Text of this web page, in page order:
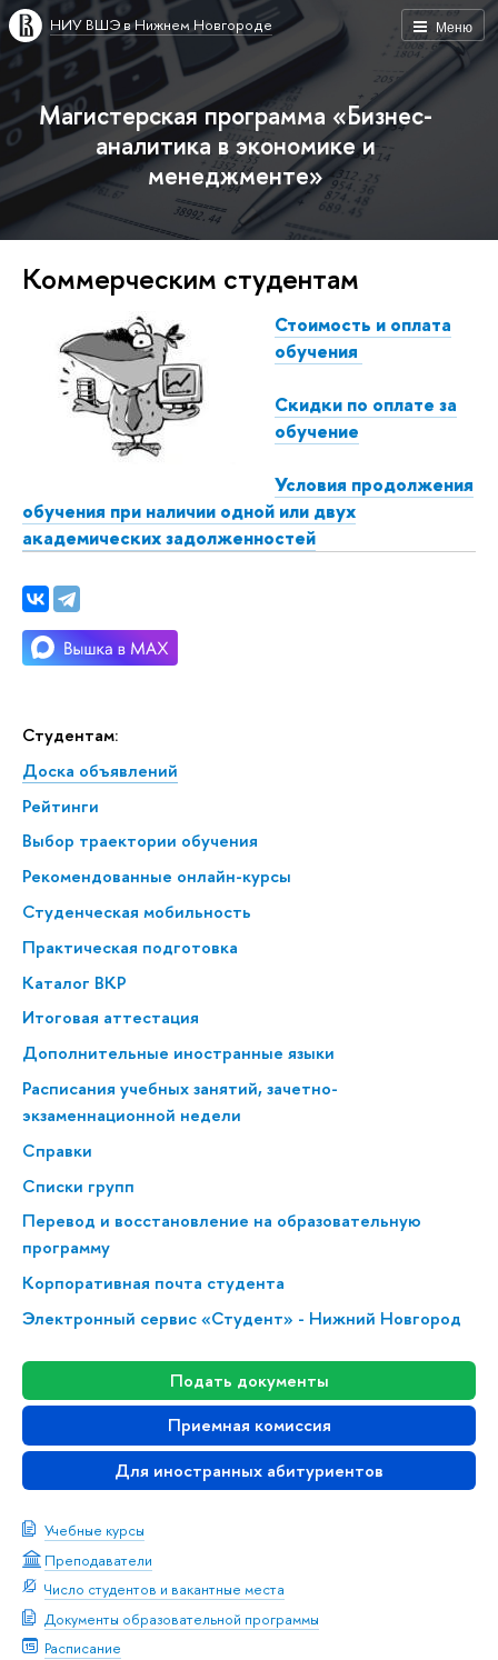
Меню
НИУ ВШЭ в Нижнем Новгороде
Магистерская программа «Бизнес-
аналитика в экономике и
менеджменте»
Студентам:
Доска объявлений
Рейтинги
Выбор траектории обучения
Рекомендованные онлайн-курсы
Студенческая мобильность
Практическая подготовка
Каталог ВКР
Итоговая аттестация
Дополнительные иностранные языки
Расписания учебных занятий, зачетно-
экзаменнационной недели
Справки
Списки групп
Перевод и восстановление на образовательную
программу
Корпоративная почта студента
Электронный сервис «Студент» - Нижний Новгород
Подать документы
Приемная комиссия
Для иностранных абитуриентов
Учебные курсы
Преподаватели
Число студентов и вакантные места
Документы образовательной программы
Расписание
Коммерческим студентам
Стоимость и оплата
обучения
Скидки по оплате за
обучение
Условия продолжения
обучения при наличии одной или двух
академических задолженностей